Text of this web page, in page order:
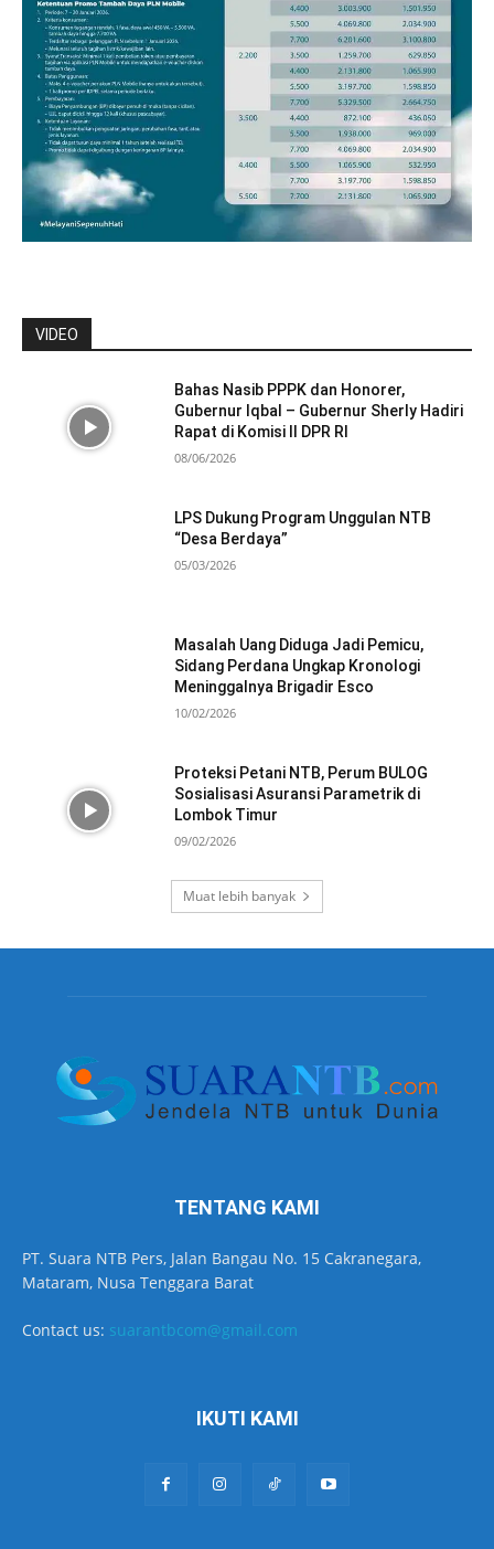
VIDEO
Bahas Nasib PPPK dan Honorer,
Gubernur Iqbal – Gubernur Sherly Hadiri
Rapat di Komisi II DPR RI
08/06/2026
LPS Dukung Program Unggulan NTB
“Desa Berdaya”
05/03/2026
Masalah Uang Diduga Jadi Pemicu,
Sidang Perdana Ungkap Kronologi
Meninggalnya Brigadir Esco
10/02/2026
Proteksi Petani NTB, Perum BULOG
Sosialisasi Asuransi Parametrik di
Lombok Timur
09/02/2026
Muat lebih banyak
TENTANG KAMI
PT. Suara NTB Pers, Jalan Bangau No. 15 Cakranegara,
Mataram, Nusa Tenggara Barat
Contact us: suarantbcom@gmail.com
IKUTI KAMI